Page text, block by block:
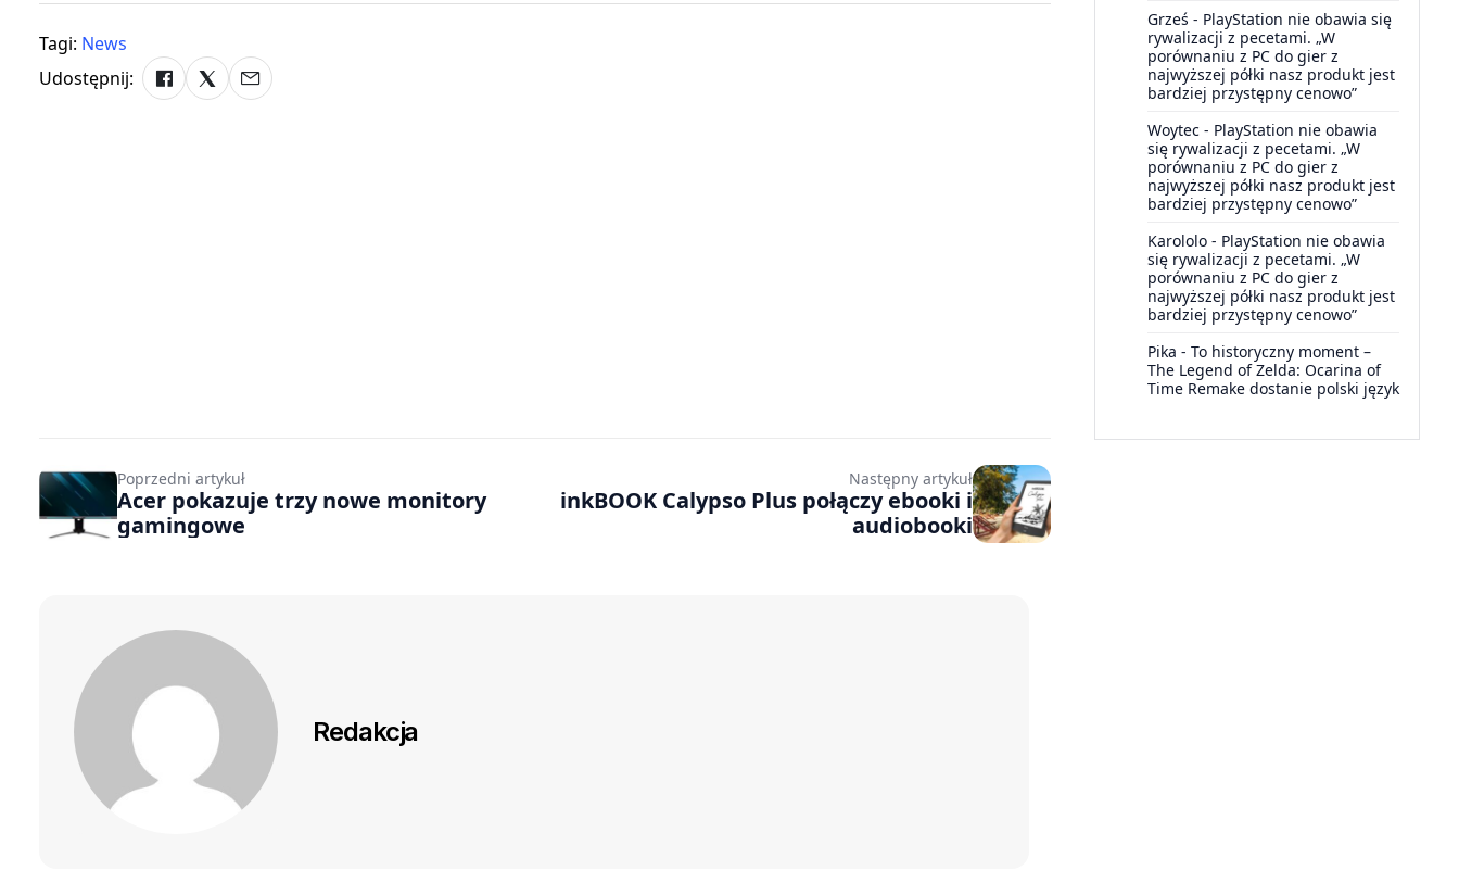
Tagi: News
Udostępnij:
Grześ - PlayStation nie obawia się
rywalizacji z pecetami. „W
porównaniu z PC do gier z
najwyższej półki nasz produkt jest
bardziej przystępny cenowo”
Woytec - PlayStation nie obawia
się rywalizacji z pecetami. „W
porównaniu z PC do gier z
najwyższej półki nasz produkt jest
bardziej przystępny cenowo”
Karololo - PlayStation nie obawia
się rywalizacji z pecetami. „W
porównaniu z PC do gier z
najwyższej półki nasz produkt jest
bardziej przystępny cenowo”
Pika - To historyczny moment –
The Legend of Zelda: Ocarina of
Time Remake dostanie polski język
Poprzedni artykuł
Acer pokazuje trzy nowe monitory
gamingowe
Następny artykuł
inkBOOK Calypso Plus połączy ebooki i
audiobooki
Redakcja